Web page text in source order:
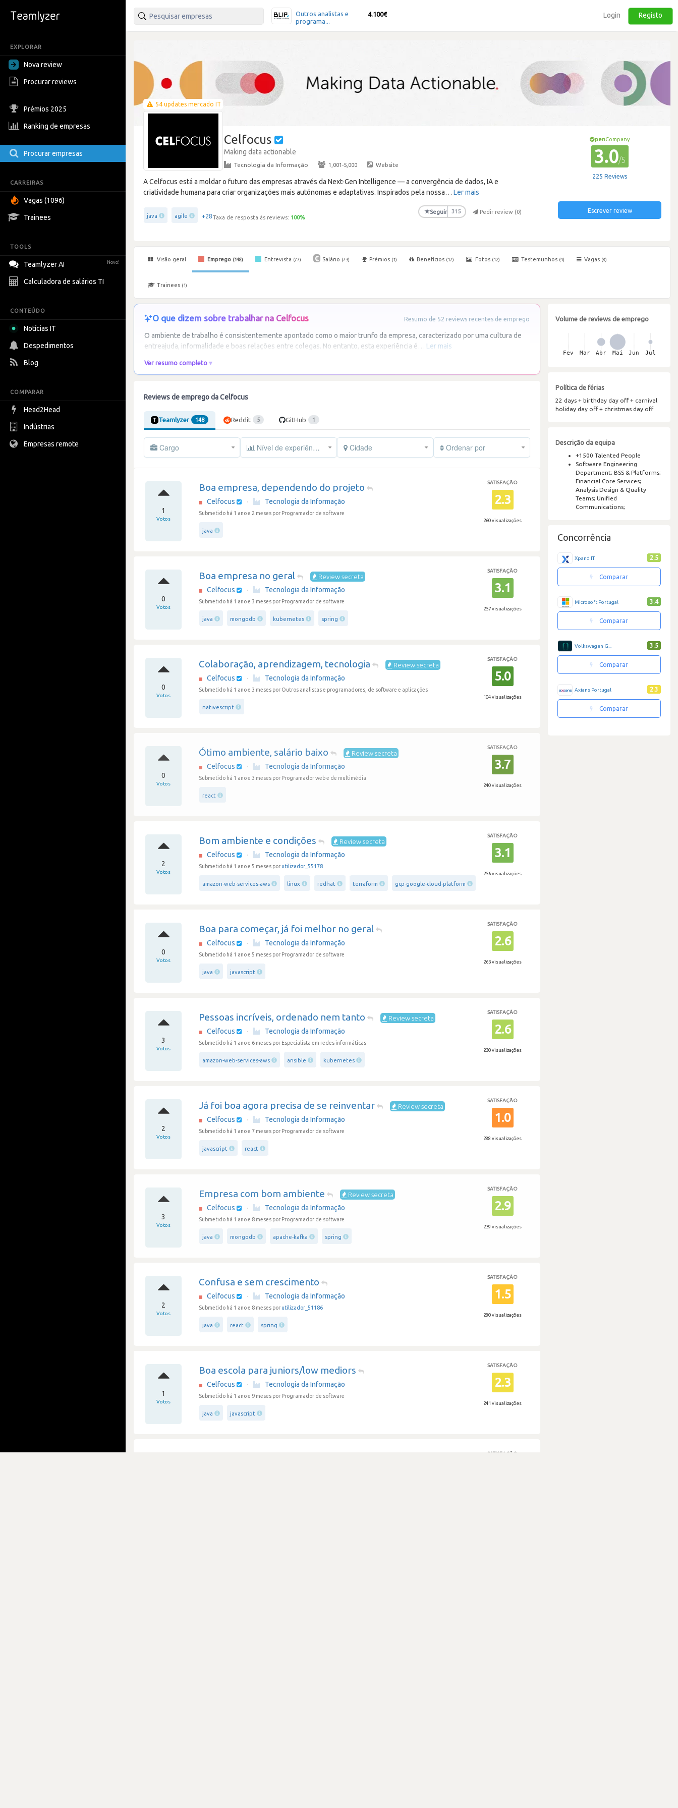
EXPLORAR
Nova review
Procurar reviews
Prémios 2025
Ranking de empresas
Procurar empresas
CARREIRAS
Vagas (1096)
Trainees
TOOLS
Teamlyzer AI Novo!
Calculadora de salários TI
CONTEÚDO
Notícias IT
Despedimentos
Blog
COMPARAR
Head2Head
Indústrias
Empresas remote
Outros analistas e
programa...
4.100€ Login Registo
54 updates mercado IT
Celfocus
Making data actionable
Tecnologia da Informação · 1,001-5,000 · Website
A Celfocus está a moldar o futuro das empresas através da Next-Gen Intelligence — a convergência de dados, IA e
criatividade humana para criar organizações mais autónomas e adaptativas. Inspirados pela nossa… Ler mais
java agile +28Taxa de resposta às reviews: 100%
★Seguir 315 Pedir review (0)
penCompany
3.0/5
225 Reviews
Escrever review
Visão geral Emprego (148) Entrevista (77) Salário (73) Prémios (1) Benefícios (17) Fotos (12) Testemunhos (4) Vagas (8)
Trainees (1)
O que dizem sobre trabalhar na Celfocus Resumo de 52 reviews recentes de emprego
O ambiente de trabalho é consistentemente apontado como o maior trunfo da empresa, caracterizado por uma cultura de
entreajuda, informalidade e boas relações entre colegas. No entanto, esta experiência é… Ler mais
Ver resumo completo
Reviews de emprego da Celfocus
Teamlyzer 148 Reddit 5 GitHub 1
Cargo Nível de experiência Cidade Ordenar por
1
Votos
Boa empresa, dependendo do projeto
Celfocus · Tecnologia da Informação
Submetido há 1 ano e 2 meses por Programador de software
java
SATISFAÇÃO
2.3
260 visualizações
0
Votos
Boa empresa no geral Review secreta
Celfocus · Tecnologia da Informação
Submetido há 1 ano e 3 meses por Programador de software
java mongodb kubernetes spring
SATISFAÇÃO
3.1
257 visualizações
0
Votos
Colaboração, aprendizagem, tecnologia Review secreta
Celfocus · Tecnologia da Informação
Submetido há 1 ano e 3 meses por Outros analistas e programadores, de software e aplicações
nativescript
SATISFAÇÃO
5.0
104 visualizações
0
Votos
Ótimo ambiente, salário baixo Review secreta
Celfocus · Tecnologia da Informação
Submetido há 1 ano e 3 meses por Programador web e de multimédia
react
SATISFAÇÃO
3.7
240 visualizações
2
Votos
Bom ambiente e condições Review secreta
Celfocus · Tecnologia da Informação
Submetido há 1 ano e 5 meses por utilizador_55178
amazon-web-services-aws linux redhat terraform gcp-google-cloud-platform
SATISFAÇÃO
3.1
256 visualizações
0
Votos
Boa para começar, já foi melhor no geral
Celfocus · Tecnologia da Informação
Submetido há 1 ano e 5 meses por Programador de software
java javascript
SATISFAÇÃO
2.6
263 visualizações
3
Votos
Pessoas incríveis, ordenado nem tanto Review secreta
Celfocus · Tecnologia da Informação
Submetido há 1 ano e 6 meses por Especialista em redes informáticas
amazon-web-services-aws ansible kubernetes
SATISFAÇÃO
2.6
230 visualizações
2
Votos
Já foi boa agora precisa de se reinventar Review secreta
Celfocus · Tecnologia da Informação
Submetido há 1 ano e 7 meses por Programador de software
javascript react
SATISFAÇÃO
1.0
288 visualizações
3
Votos
Empresa com bom ambiente Review secreta
Celfocus · Tecnologia da Informação
Submetido há 1 ano e 8 meses por Programador de software
java mongodb apache-kafka spring
SATISFAÇÃO
2.9
239 visualizações
2
Votos
Confusa e sem crescimento
Celfocus · Tecnologia da Informação
Submetido há 1 ano e 8 meses por utilizador_51186
java react spring
SATISFAÇÃO
1.5
280 visualizações
1
Votos
Boa escola para juniors/low mediors
Celfocus · Tecnologia da Informação
Submetido há 1 ano e 9 meses por Programador de software
java javascript
SATISFAÇÃO
2.3
241 visualizações
SATISFAÇÃO
Volume de reviews de emprego
Política de férias
22 days + birthday day off + carnival
holiday day off + christmas day off
Descrição da equipa
+1500 Talented People
Software Engineering
Department; BSS & Platforms;
Financial Core Services;
Analysis Design & Quality
Teams; Unified
Communications;
Concorrência
Xpand IT 2.5
Comparar
Microsoft Portugal 3.4
Comparar
Volkswagen G... 3.5
Comparar
Axians Portugal 2.3
Comparar